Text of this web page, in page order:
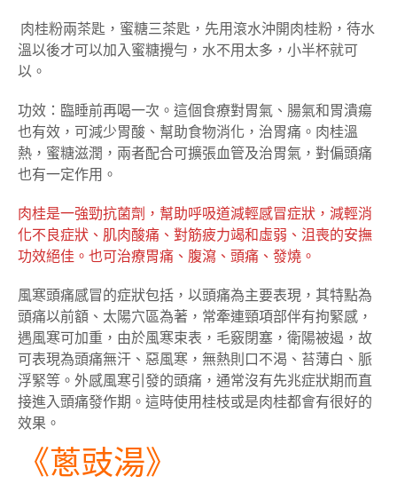
肉桂粉兩茶匙，蜜糖三茶匙，先用滾水沖開肉桂粉，待水
溫以後才可以加入蜜糖攪勻，水不用太多，小半杯就可
以。
功效：臨睡前再喝一次。這個食療對胃氣、腸氣和胃潰瘍
也有效，可減少胃酸、幫助食物消化，治胃痛。肉桂溫
熱，蜜糖滋潤，兩者配合可擴張血管及治胃氣，對偏頭痛
也有一定作用。
肉桂是一強勁抗菌劑，幫助呼吸道減輕感冒症狀，減輕消
化不良症狀、肌肉酸痛、對筋疲力竭和虛弱、沮喪的安撫
功效絕佳。也可治療胃痛、腹瀉、頭痛、發燒。
風寒頭痛感冒的症狀包括，以頭痛為主要表現，其特點為
頭痛以前額、太陽穴區為著，常牽連頸項部伴有拘緊感，
遇風寒可加重，由於風寒束表，毛竅閉塞，衛陽被遏，故
可表現為頭痛無汗、惡風寒，無熱則口不渴、苔薄白、脈
浮緊等。外感風寒引發的頭痛，通常沒有先兆症狀期而直
接進入頭痛發作期。這時使用桂枝或是肉桂都會有很好的
效果。
《蔥豉湯》